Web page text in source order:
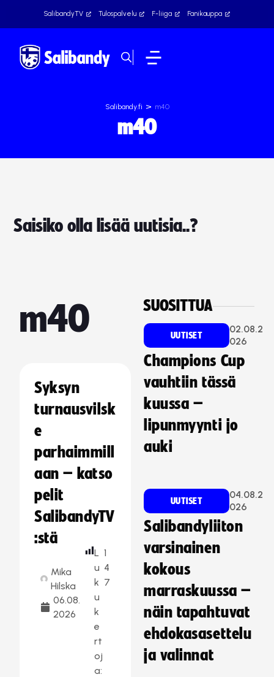
SalibandyTV Tulospalvelu F-liiga Fanikauppa
Salibandy.fi > m40
m40
Saisiko olla lisää uutisia..?
m40
Syksyn
turnausvilsk
e
parhaimmill
aan – katso
pelit
SalibandyTV
:stä
Mika
Hilska
06.08.
2026
L
u
k
u
k
e
rt
oj
a:
1
4
7
SUOSITTUA
UUTISET
02.08.2
026
Champions Cup
vauhtiin tässä
kuussa –
lipunmyynti jo
auki
UUTISET
04.08.2
026
Salibandyliiton
varsinainen
kokous
marraskuussa –
näin tapahtuvat
ehdokasasettelu
ja valinnat